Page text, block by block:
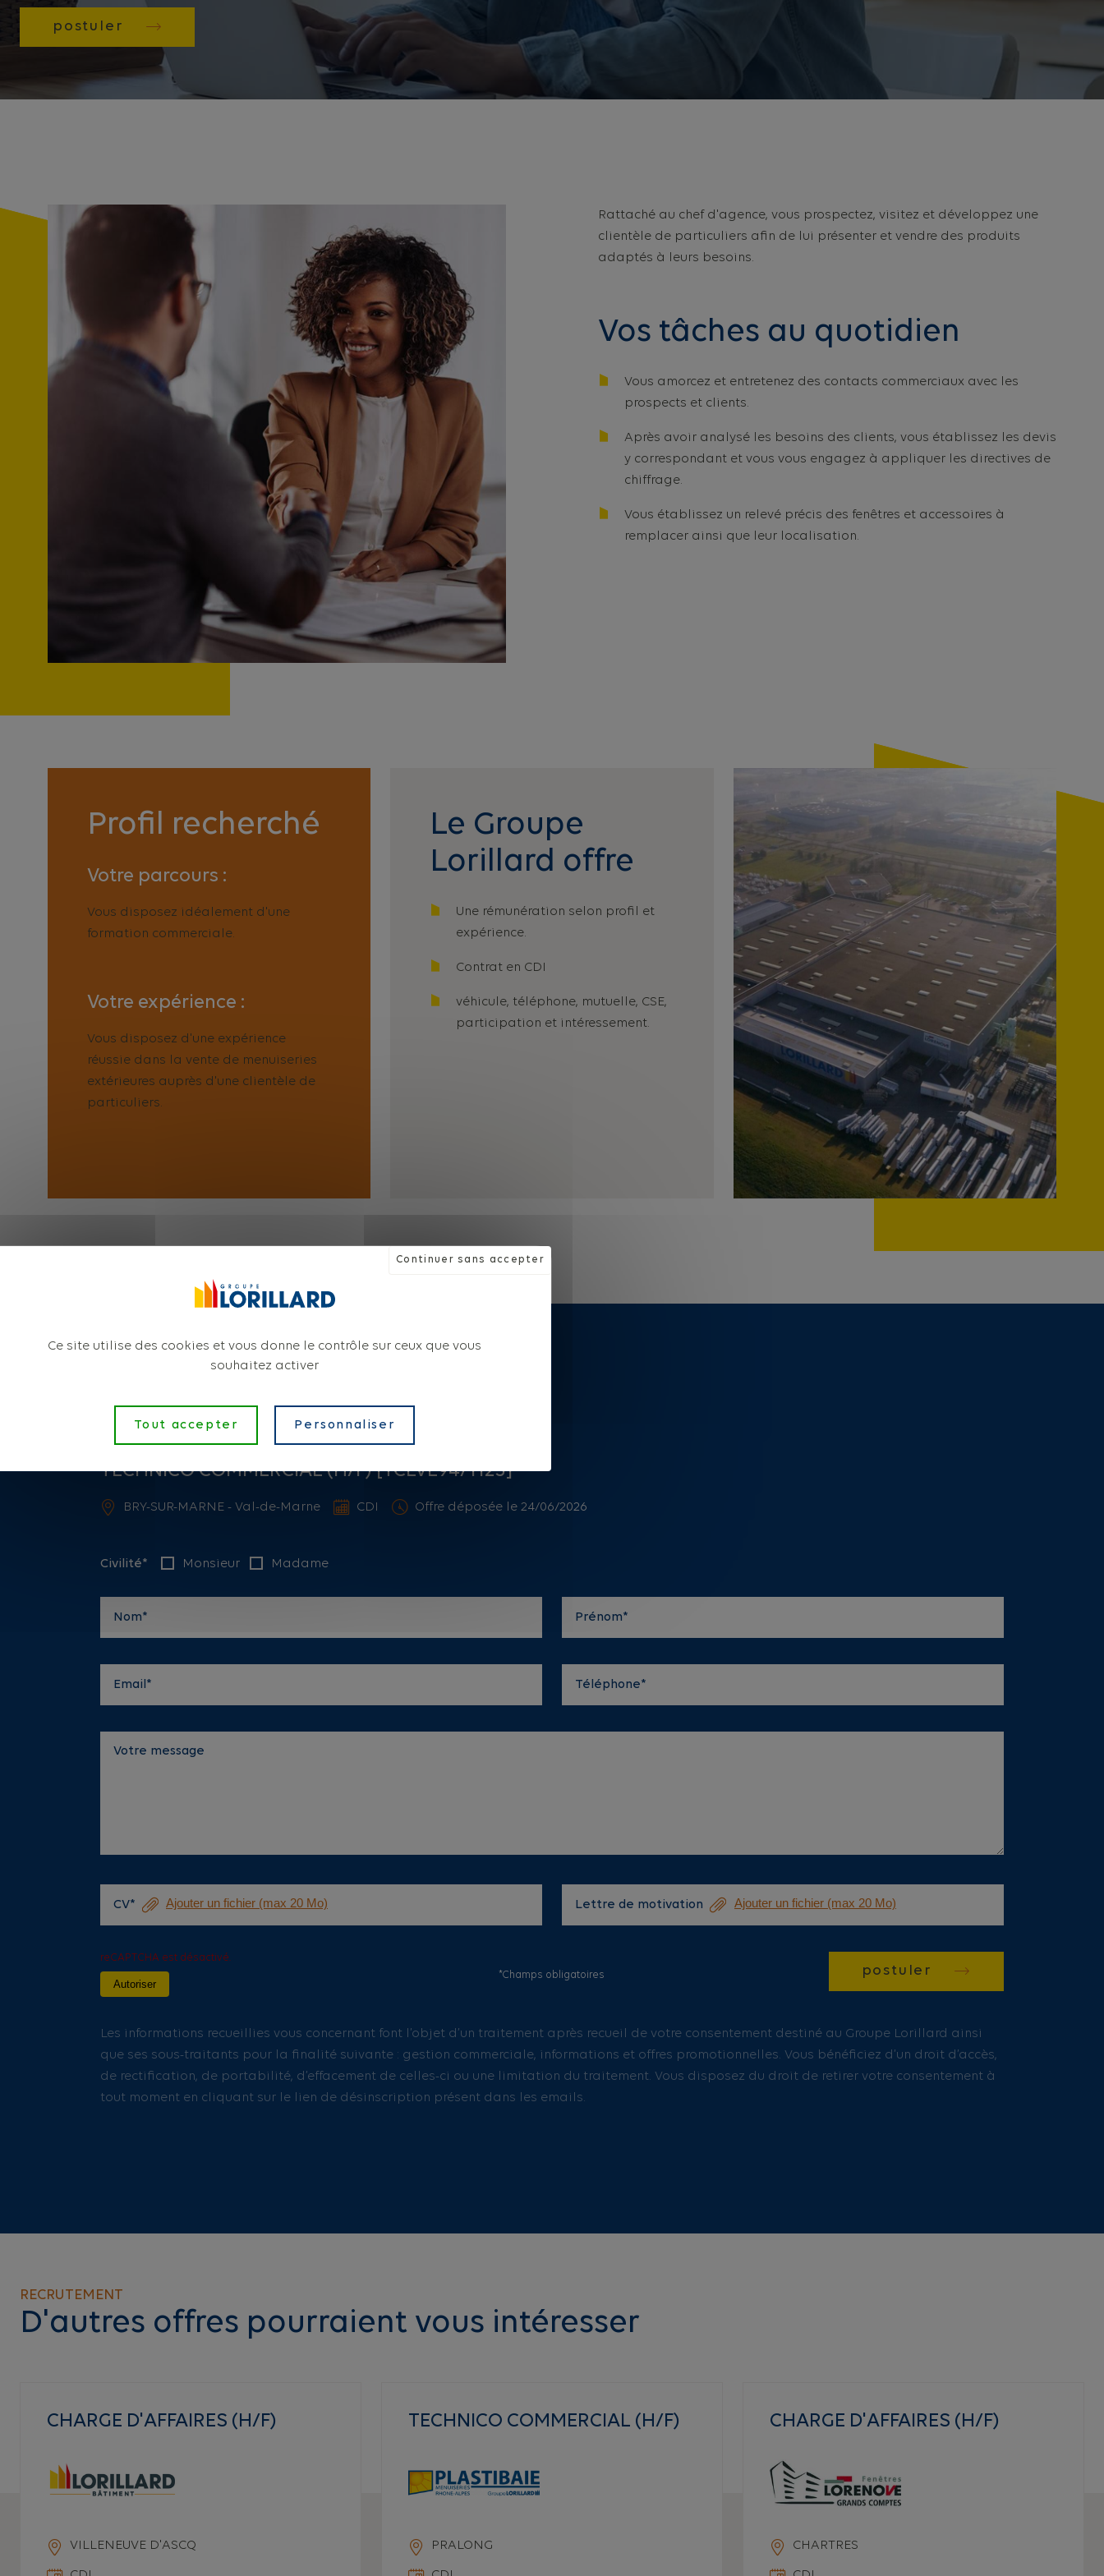
postuler
Rattaché au chef d'agence, vous prospectez, visitez et développez une
clientèle de particuliers afin de lui présenter et vendre des produits
adaptés à leurs besoins.
Vos tâches au quotidien
Vous amorcez et entretenez des contacts commerciaux avec les
prospects et clients.
Après avoir analysé les besoins des clients, vous établissez les devis
y correspondant et vous vous engagez à appliquer les directives de
chiffrage.
Vous établissez un relevé précis des fenêtres et accessoires à
remplacer ainsi que leur localisation.
Profil recherché
Votre parcours :
Vous disposez idéalement d'une
formation commerciale.
Votre expérience :
Vous disposez d'une expérience
réussie dans la vente de menuiseries
extérieures auprès d'une clientèle de
particuliers.
Le Groupe
Lorillard offre
Une rémunération selon profil et
expérience.
Contrat en CDI
véhicule, téléphone, mutuelle, CSE,
participation et intéressement.
Postuler à l'offre
TECHNICO COMMERCIAL (H/F) [TCLVE94/1125]
BRY-SUR-MARNE - Val-de-Marne CDI Offre déposée le 24/06/2026
Civilité* Monsieur Madame
Nom* Prénom*
Email* Téléphone*
Votre message
CV* Lettre de motivation
reCAPTCHA est désactivé.
Autoriser
*Champs obligatoires postuler
Les informations recueillies vous concernant font l’objet d’un traitement après recueil de votre consentement destiné au Groupe Lorillard ainsi
que ses sous-traitants pour la finalité suivante : gestion commerciale, informations et offres promotionnelles. Vous bénéficiez d’un droit d’accès,
de rectification, de portabilité, d’effacement de celles-ci ou une limitation du traitement. Vous disposez du droit de retirer votre consentement à
tout moment en cliquant sur le lien de désinscription présent dans les emails.
RECRUTEMENT
D'autres offres pourraient vous intéresser
CHARGE D'AFFAIRES (H/F)
VILLENEUVE D'ASCQ
TECHNICO COMMERCIAL (H/F)
PRALONG
CHARGE D'AFFAIRES (H/F)
CHARTRES
Ce site utilise des cookies et vous donne le contrôle sur ceux que vous
souhaitez activer
Tout accepter
Continuer sans accepter
Personnaliser